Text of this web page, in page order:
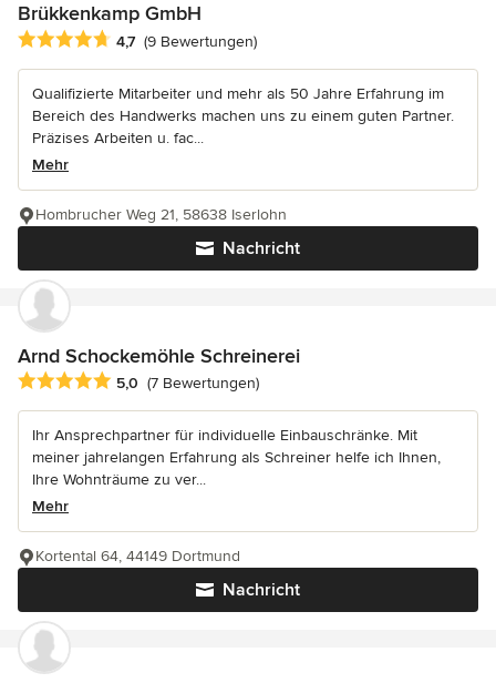
Brükkenkamp GmbH
Durchschnittliche Bewertung: 4.7 von 5 Sternen
4,7 (9 Bewertungen)
Qualifizierte Mitarbeiter und mehr als 50 Jahre Erfahrung im
Bereich des Handwerks machen uns zu einem guten Partner.
Präzises Arbeiten u. fac...
Mehr
Nachricht
Hombrucher Weg 21, 58638 Iserlohn
Arnd Schockemöhle Schreinerei
Durchschnittliche Bewertung: 5 von 5 Sternen
5,0 (7 Bewertungen)
Ihr Ansprechpartner für individuelle Einbauschränke. Mit
meiner jahrelangen Erfahrung als Schreiner helfe ich Ihnen,
Ihre Wohnträume zu ver...
Mehr
Nachricht
Kortental 64, 44149 Dortmund